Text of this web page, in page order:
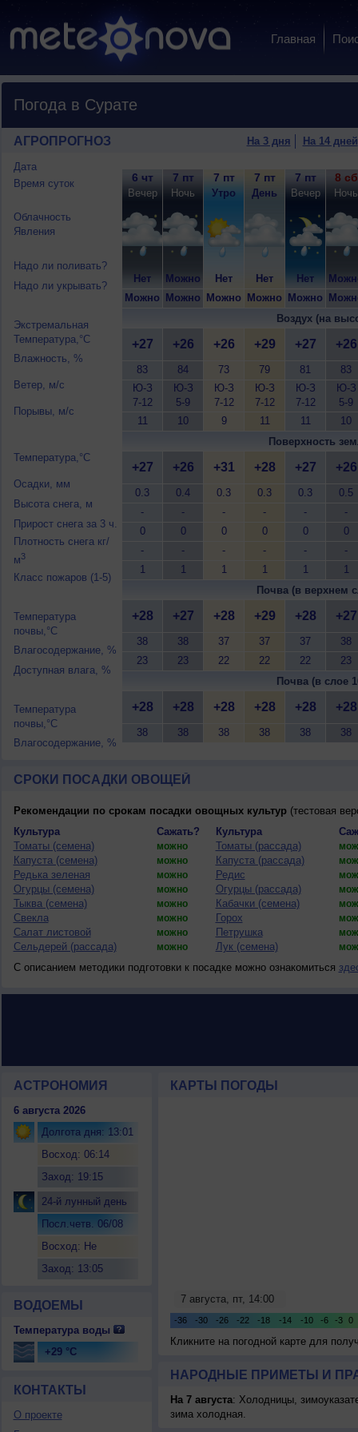
Главная
Погода в Сурате
АГРОПРОГНОЗ На 3 дня На 14 дней
Дата
Время суток
Облачность
Явления
Надо ли поливать?
Надо ли укрывать?
Экстремальная
Температура,°C
Влажность, %
Ветер, м/с
Порывы, м/с
Температура,°C
Осадки, мм
Высота снега, м
Прирост снега за 3 ч.
Плотность снега кг/
м3
Класс пожаров (1-5)
Температура
почвы,°C
Влагосодержание, %
Доступная влага, %
Температура
почвы,°C
Влагосодержание, %
6 чт
Вечер
Нет
Можно
7 пт
Ночь
Можно
Можно
7 пт
Утро
Нет
Можно
7 пт
День
Нет
Можно
7 пт
Вечер
Нет
Можно
8 сб
Ночь
Воздух (на
+27
83
Ю-З
7-12
11
+26
84
Ю-З
5-9
10
+26
73
Ю-З
7-12
9
+29
79
Ю-З
7-12
11
+27
81
Ю-З
7-12
11
+26
83
Ю-З
5-9
10
Поверхность
+27
0.3
-
0
-
1
+26
0.4
-
0
-
1
+31
0.3
-
0
-
1
+28
0.3
-
0
-
1
+27
0.3
-
0
-
1
+26
0.5
-
0
-
1
Почва (в верхнем
+28
38
23
+27
38
23
+28
37
22
+29
37
22
+28
37
22
+27
38
23
Почва (в слое
+28
38
+28
38
+28
38
+28
38
+28
38
+28
38
СРОКИ ПОСАДКИ ОВОЩЕЙ
Рекомендации по срокам посадки овощных культур(тестовая
Культура
Сажать? Культура
Томаты (семена)
можно Томаты (рассада)
Капуста (семена) можно Капуста (рассада)
Редька зеленая можно Редис
Огурцы (семена) можно Огурцы (рассада)
Тыква (семена) можно Кабачки (семена)
Свекла можно Горох
Салат листовой можно Петрушка
Сельдерей (рассада) можно Лук (семена)
С описанием методики подготовки к посадке можно ознакомиться
АСТРОНОМИЯ
6 августа 2026
Долгота дня: 13:01
Восход: 06:14
Заход: 19:15
24-й лунный день
Посл.четв. 06/08
Восход: Не
Заход: 13:05
ВОДОЕМЫ
Температура воды
+29 °C
КОНТАКТЫ
О проекте
КАРТЫ ПОГОДЫ
Кликните на погодной карте для
НАРОДНЫЕ ПРИМЕТЫ И
На 7 августа: Холодницы,
зима холодная.